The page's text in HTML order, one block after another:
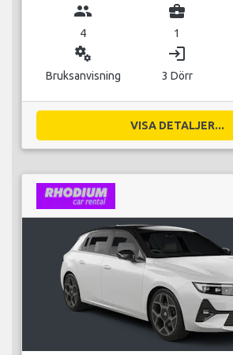
group
4
business_center
1
miscellaneous_services
Bruksanvisning
login
3 Dörr
VISA DETALJER...